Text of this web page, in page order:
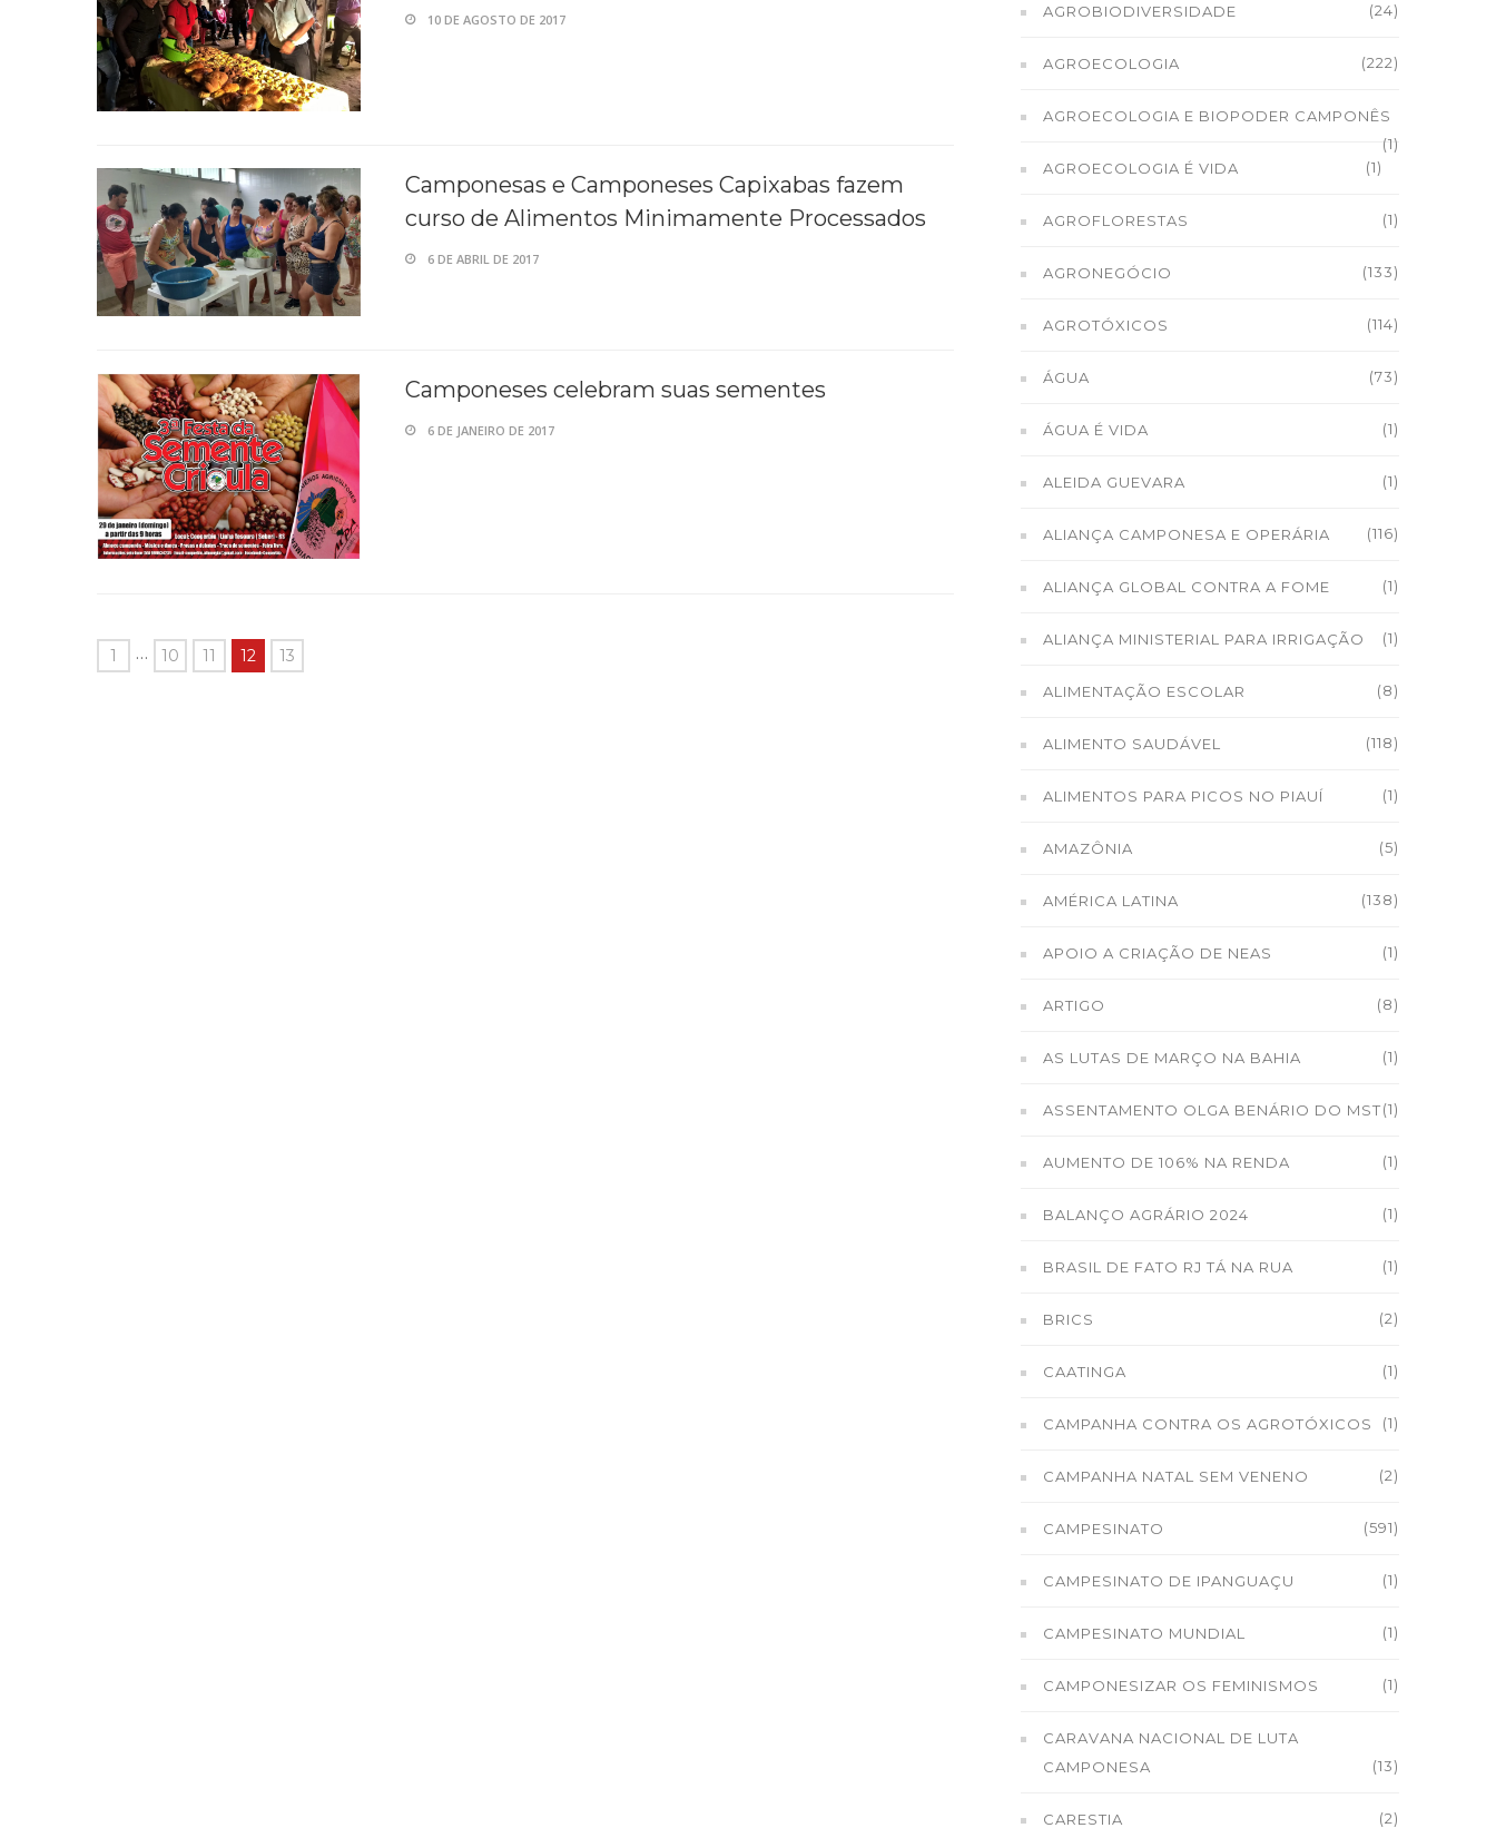
10 DE AGOSTO DE 2017
Camponesas e Camponeses Capixabas fazem
curso de Alimentos Minimamente Processados
6 DE ABRIL DE 2017
Camponeses celebram suas sementes
6 DE JANEIRO DE 2017
1 … 10 11 12 13
AGROBIODIVERSIDADE (24)
AGROECOLOGIA (222)
AGROECOLOGIA E BIOPODER CAMPONÊS
(1)
AGROECOLOGIA É VIDA
(1)
AGROFLORESTAS (1)
AGRONEGÓCIO (133)
AGROTÓXICOS (114)
ÁGUA (73)
ÁGUA É VIDA (1)
ALEIDA GUEVARA (1)
ALIANÇA CAMPONESA E OPERÁRIA (116)
ALIANÇA GLOBAL CONTRA A FOME (1)
ALIANÇA MINISTERIAL PARA IRRIGAÇÃO (1)
ALIMENTAÇÃO ESCOLAR (8)
ALIMENTO SAUDÁVEL (118)
ALIMENTOS PARA PICOS NO PIAUÍ (1)
AMAZÔNIA (5)
AMÉRICA LATINA (138)
APOIO A CRIAÇÃO DE NEAS (1)
ARTIGO (8)
AS LUTAS DE MARÇO NA BAHIA (1)
ASSENTAMENTO OLGA BENÁRIO DO MST(1)
AUMENTO DE 106% NA RENDA (1)
BALANÇO AGRÁRIO 2024 (1)
BRASIL DE FATO RJ TÁ NA RUA (1)
BRICS (2)
CAATINGA (1)
CAMPANHA CONTRA OS AGROTÓXICOS (1)
CAMPANHA NATAL SEM VENENO (2)
CAMPESINATO (591)
CAMPESINATO DE IPANGUAÇU (1)
CAMPESINATO MUNDIAL (1)
CAMPONESIZAR OS FEMINISMOS (1)
CARAVANA NACIONAL DE LUTA
CAMPONESA
(13)
CARESTIA (2)